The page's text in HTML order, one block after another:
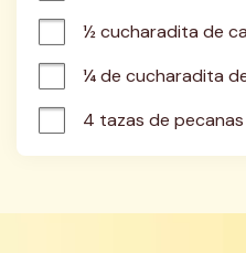
½ cucharadita de
¼ de cucharadita
4 tazas de